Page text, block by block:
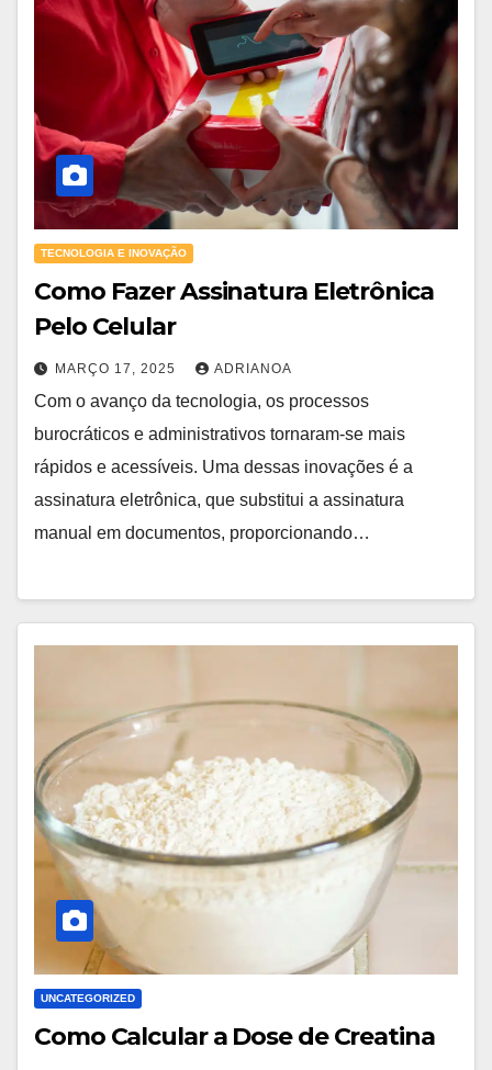
TECNOLOGIA E INOVAÇÃO
Como Fazer Assinatura Eletrônica
Pelo Celular
MARÇO 17, 2025 ADRIANOA
Com o avanço da tecnologia, os processos
burocráticos e administrativos tornaram-se mais
rápidos e acessíveis. Uma dessas inovações é a
assinatura eletrônica, que substitui a assinatura
manual em documentos, proporcionando…
UNCATEGORIZED
Como Calcular a Dose de Creatina